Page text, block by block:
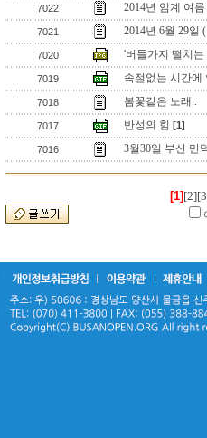
7022 2014년 임계 여
7021 2014년 6월 29일
7020 '버들가지 떨치는
7019 속절없는 시간에
7018 봄꽃같은 노래..
7017 반성의 힘 [1]
7016 3월30일 부산 만
[1] [2]